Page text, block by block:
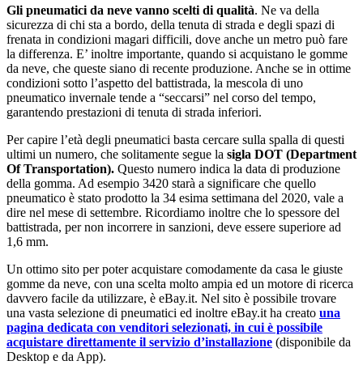
Gli pneumatici da neve vanno scelti di qualità. Ne va della
sicurezza di chi sta a bordo, della tenuta di strada e degli spazi di
frenata in condizioni magari difficili, dove anche un metro può fare
la differenza. E’ inoltre importante, quando si acquistano le gomme
da neve, che queste siano di recente produzione. Anche se in ottime
condizioni sotto l’aspetto del battistrada, la mescola di uno
pneumatico invernale tende a “seccarsi” nel corso del tempo,
garantendo prestazioni di tenuta di strada inferiori.
Per capire l’età degli pneumatici basta cercare sulla spalla di questi
ultimi un numero, che solitamente segue la sigla DOT (Department
Of Transportation). Questo numero indica la data di produzione
della gomma. Ad esempio 3420 starà a significare che quello
pneumatico è stato prodotto la 34 esima settimana del 2020, vale a
dire nel mese di settembre. Ricordiamo inoltre che lo spessore del
battistrada, per non incorrere in sanzioni, deve essere superiore ad
1,6 mm.
Un ottimo sito per poter acquistare comodamente da casa le giuste
gomme da neve, con una scelta molto ampia ed un motore di ricerca
davvero facile da utilizzare, è eBay.it. Nel sito è possibile trovare
una vasta selezione di pneumatici ed inoltre eBay.it ha creato una
pagina dedicata con venditori selezionati, in cui è possibile
acquistare direttamente il servizio d’installazione (disponibile da
Desktop e da App).